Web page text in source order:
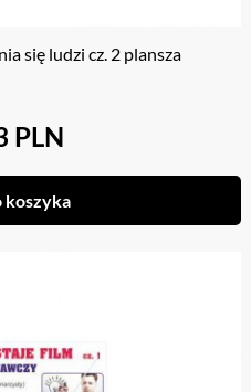
się ludzi cz. 2 plansza
PLN
koszyka